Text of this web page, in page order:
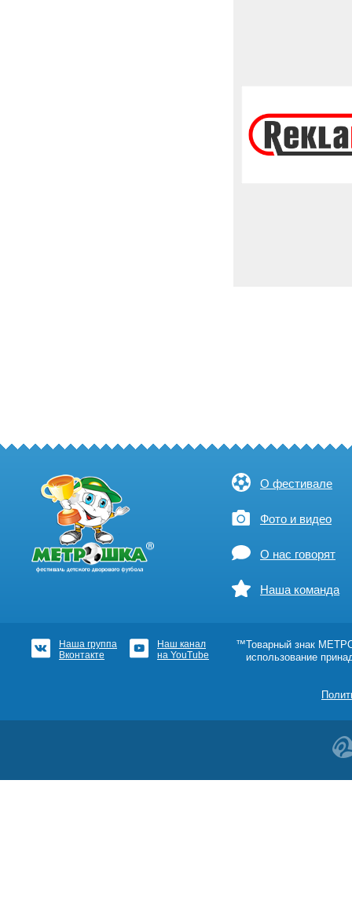
О фестивале
Фото и видео
О нас говорят
Наша команда
Наша группа
Вконтакте
Наш канал
на YouTube
™Товарный знак
использование